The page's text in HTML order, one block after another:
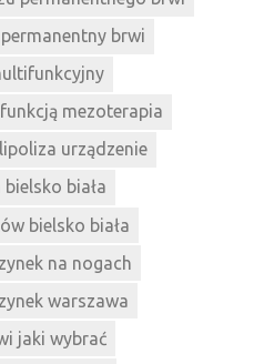
brwi
mezoterapia
urządzenie
biała
bielsko biała
na nogach
warszawa
jaki wybrać